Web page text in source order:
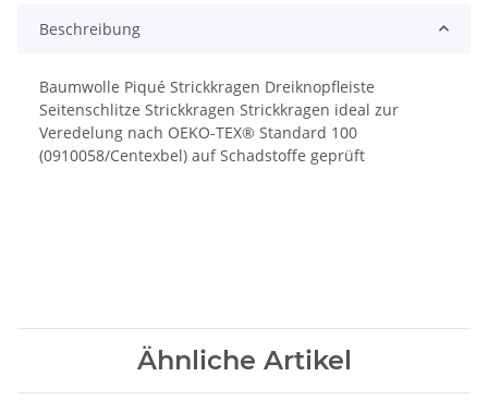
Beschreibung
Baumwolle Piqué Strickkragen Dreiknopfleiste
Seitenschlitze Strickkragen Strickkragen ideal zur
Veredelung nach OEKO-TEX® Standard 100
(0910058/Centexbel) auf Schadstoffe geprüft
Ähnliche Artikel